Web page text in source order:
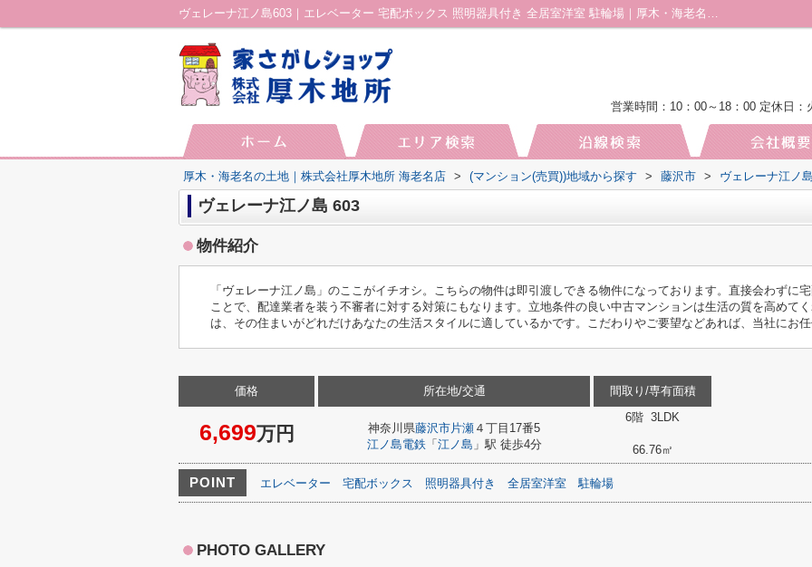
ヴェレーナ江ノ島603｜エレベーター 宅配ボックス 照明器具付き 全居室洋室 駐輪場｜厚木・海老名の土地｜株式会社厚木地所 海老名店
営業時間：10：00～18：00 定休日：
厚木・海老名の土地｜株式会社厚木地所 海老名店 > (マンション(売買))地域から探す > 藤沢市 > ヴェレーナ江ノ
ヴェレーナ江ノ島 603
物件紹介
「ヴェレーナ江ノ島」のここがイチオシ。こちらの物件は即引渡しできる物件になっております。直接会わずに
ことで、配達業者を装う不審者に対する対策にもなります。立地条件の良い中古マンションは生活の質を高めて
は、その住まいがどれだけあなたの生活スタイルに適しているかです。こだわりやご要望などあれば、当社にお
価格
6,699万円
所在地/交通
神奈川県藤沢市片瀬 ４丁目17番5
江ノ島電鉄「 江ノ島 」駅 徒歩4分
間取り/専有面積
6階 3LDK
66.76㎡
POINT エレベーター 宅配ボックス 照明器具付き 全居室洋室 駐輪場
PHOTO GALLERY